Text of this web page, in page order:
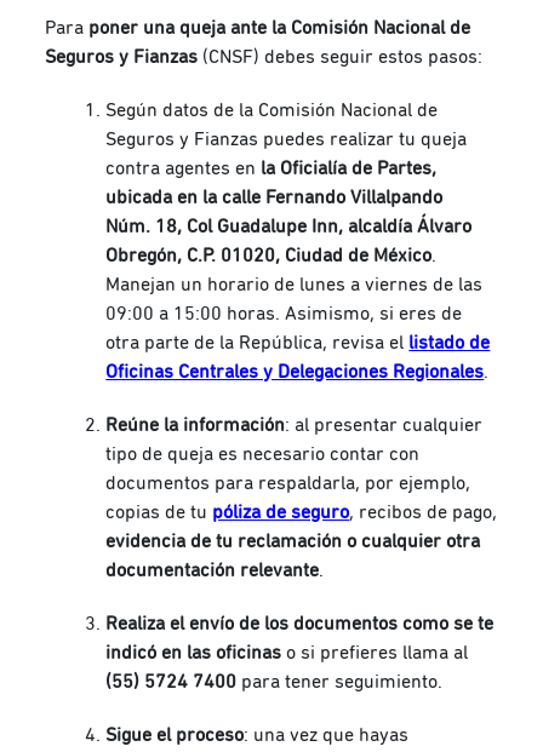
Para poner una queja ante la Comisión Nacional de
Seguros y Fianzas (CNSF) debes seguir estos pasos:
Según datos de la Comisión Nacional de
Seguros y Fianzas puedes realizar tu queja
contra agentes en la Oficialía de Partes,
ubicada en la calle Fernando Villalpando
Núm. 18, Col Guadalupe Inn, alcaldía Álvaro
Obregón, C.P. 01020, Ciudad de México.
Manejan un horario de lunes a viernes de las
09:00 a 15:00 horas. Asimismo, si eres de
otra parte de la República, revisa el listado de
Oficinas Centrales y Delegaciones Regionales.
Reúne la información: al presentar cualquier
tipo de queja es necesario contar con
documentos para respaldarla, por ejemplo,
copias de tu póliza de seguro, recibos de pago,
evidencia de tu reclamación o cualquier otra
documentación relevante.
Realiza el envío de los documentos como se te
indicó en las oficinaso si prefieres llama al
(55) 5724 7400 para tener seguimiento.
Sigue el proceso: una vez que hayas